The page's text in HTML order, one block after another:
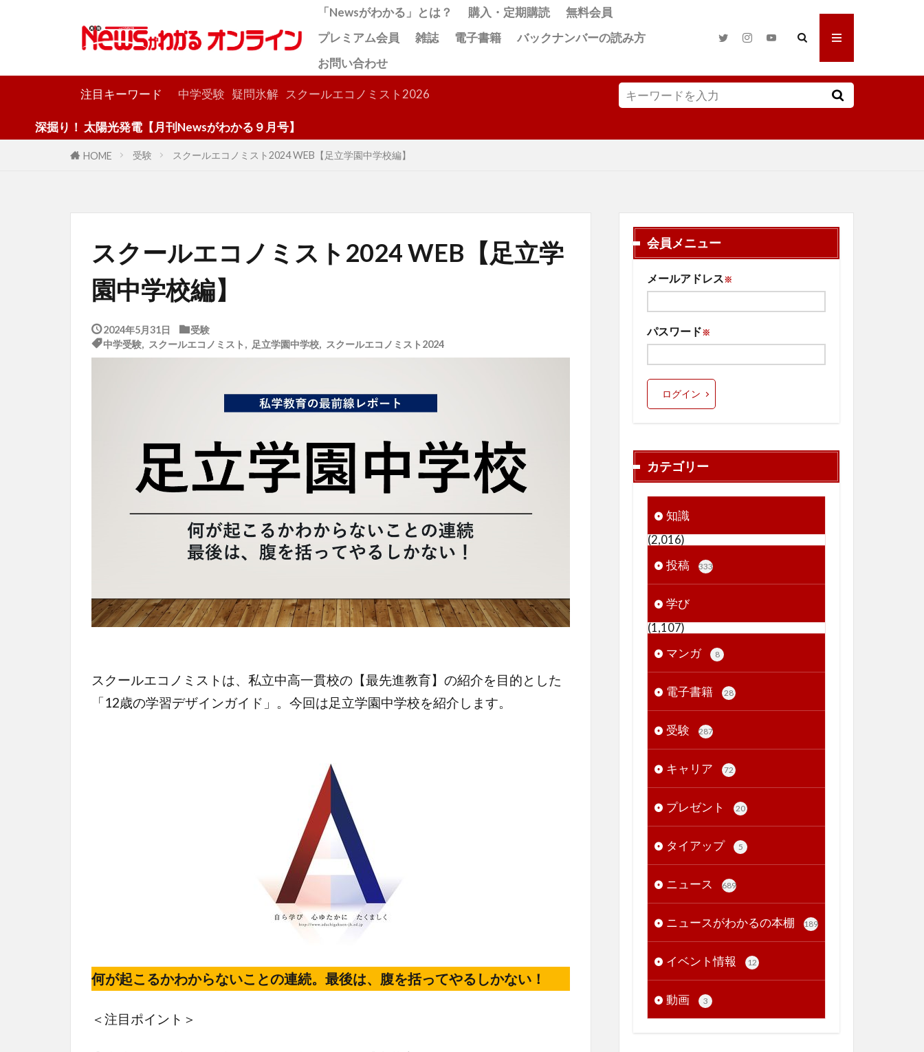
「Newsがわかる」とは？ 購入・定期購読
無料会員
プレミアム会員
雑誌 電子書籍
バックナンバーの読み方
お問い合わせ
注目キーワード 中学受験 疑問氷解 スクールエコノミスト2026
！ 太陽光発電【月刊Newsがわかる９月号】
HOME 受験 スクールエコノミスト2024 WEB【足立学園中学校編】
スクールエコノミスト2024 WEB【足立学
園中学校編】
2024年5月31日
受験
中学受験, スクールエコノミスト 足立学園中学校, スクールエコノミスト2024
スクールエコノミストは、私立中高一貫校の【最先進教育】の紹介を目的とした
「12歳の学習デザインガイド」。今回は足立学園中学校を紹介します。
何が起こるかわからないことの連続。最後は、腹を括ってやるしかない！
＜注目ポイント＞
会員メニュー
メールアドレス※
パスワード※
ログイン
カテゴリー
知識
(2,016)
投稿
333
学び
(1,107)
マンガ
8
電子書籍 28
受験 287
キャリア 72
プレゼント 20
タイアップ 5
ニュース 689
ニュースがわかるの本棚 189
イベント情報 12
動画 3
検索